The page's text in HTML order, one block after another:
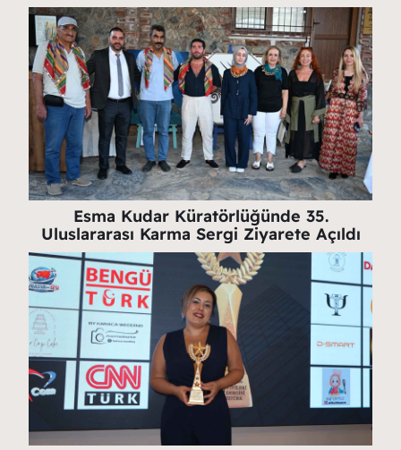
Esma Kudar Küratörlüğünde 35.
Uluslararası Karma Sergi Ziyarete Açıldı